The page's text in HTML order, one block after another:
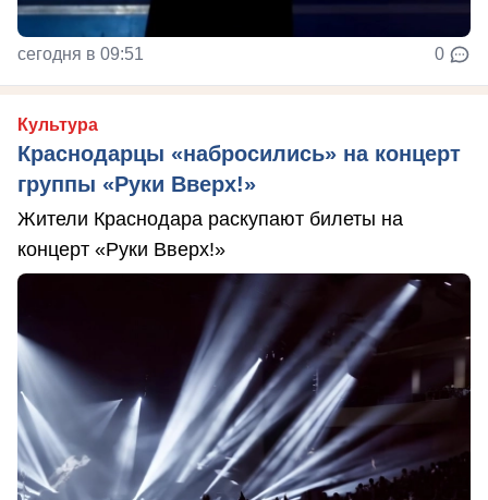
сегодня в 09:51 0
Культура
Краснодарцы «набросились» на концерт
группы «Руки Вверх!»
Жители Краснодара раскупают билеты на
концерт «Руки Вверх!»